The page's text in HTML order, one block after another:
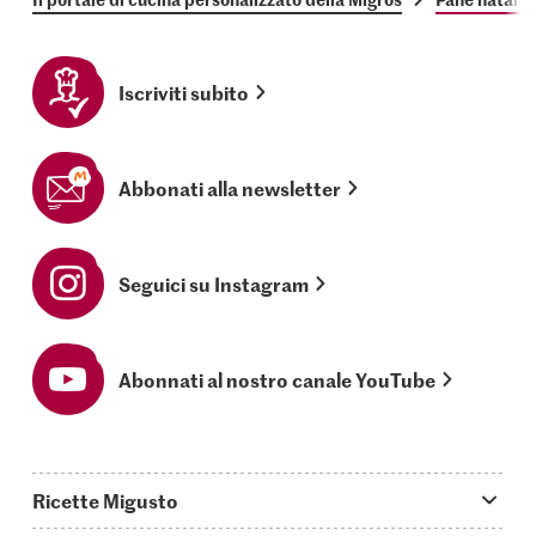
Iscriviti subito
Abbonati alla newsletter
Seguici su Instagram
Abonnati al nostro canale YouTube
Ricette Migusto